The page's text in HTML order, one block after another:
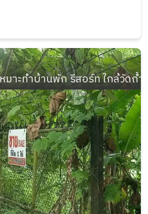
าะทำบ้านพัก รีสอร์ท ใกล้วัดถ้ำ